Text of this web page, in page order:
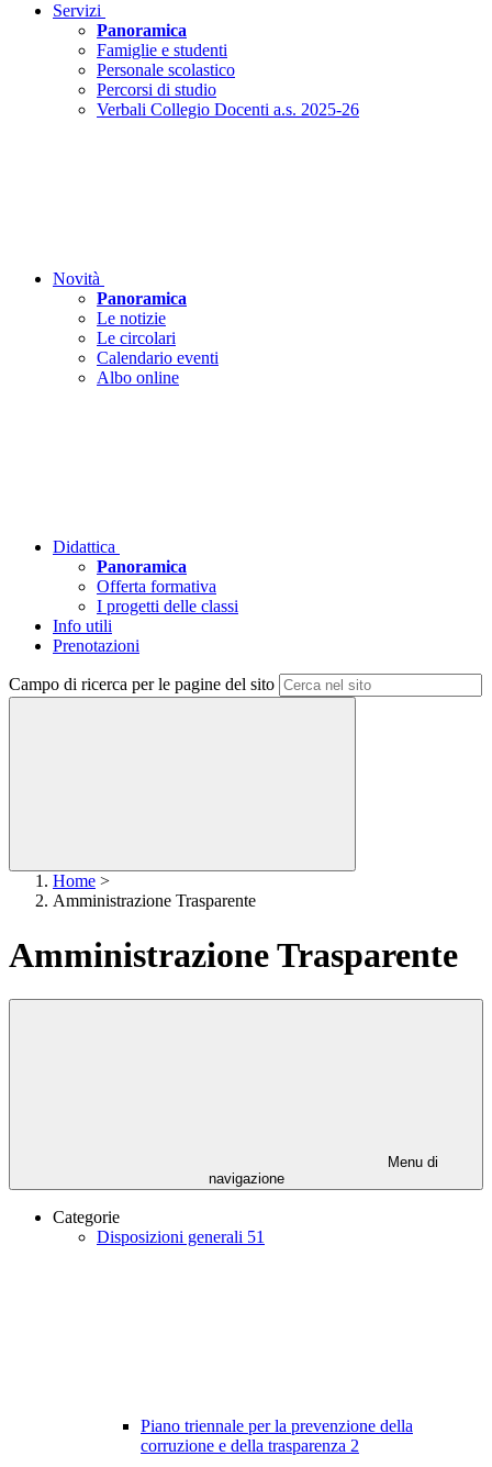
Servizi
Panoramica
Famiglie e studenti
Personale scolastico
Percorsi di studio
Verbali Collegio Docenti a.s. 2025-26
Novità
Panoramica
Le notizie
Le circolari
Calendario eventi
Albo online
Didattica
Panoramica
Offerta formativa
I progetti delle classi
Info utili
Prenotazioni
Campo di ricerca per le pagine del sito
Home >
Amministrazione Trasparente
Amministrazione Trasparente
Menu di
navigazione
Categorie
Disposizioni generali 51
Piano triennale per la prevenzione della
corruzione e della trasparenza 2